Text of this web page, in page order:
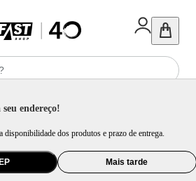
endereço!
disponibilidade dos produtos e prazo de entrega.
Mais tarde
/ Lápis De Olho Inglot Kohl